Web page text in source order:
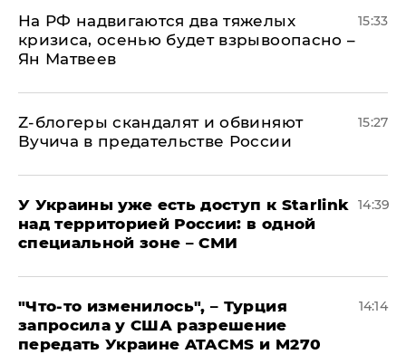
На РФ надвигаются два тяжелых
кризиса, осенью будет взрывоопасно –
Ян Матвеев
15:33
Z-блогеры скандалят и обвиняют
Вучича в предательстве России
15:27
У Украины уже есть доступ к Starlink
над территорией России: в одной
специальной зоне – СМИ
14:39
​"Что-то изменилось", – Турция
запросила у США разрешение
передать Украине ATACMS и M270
14:14